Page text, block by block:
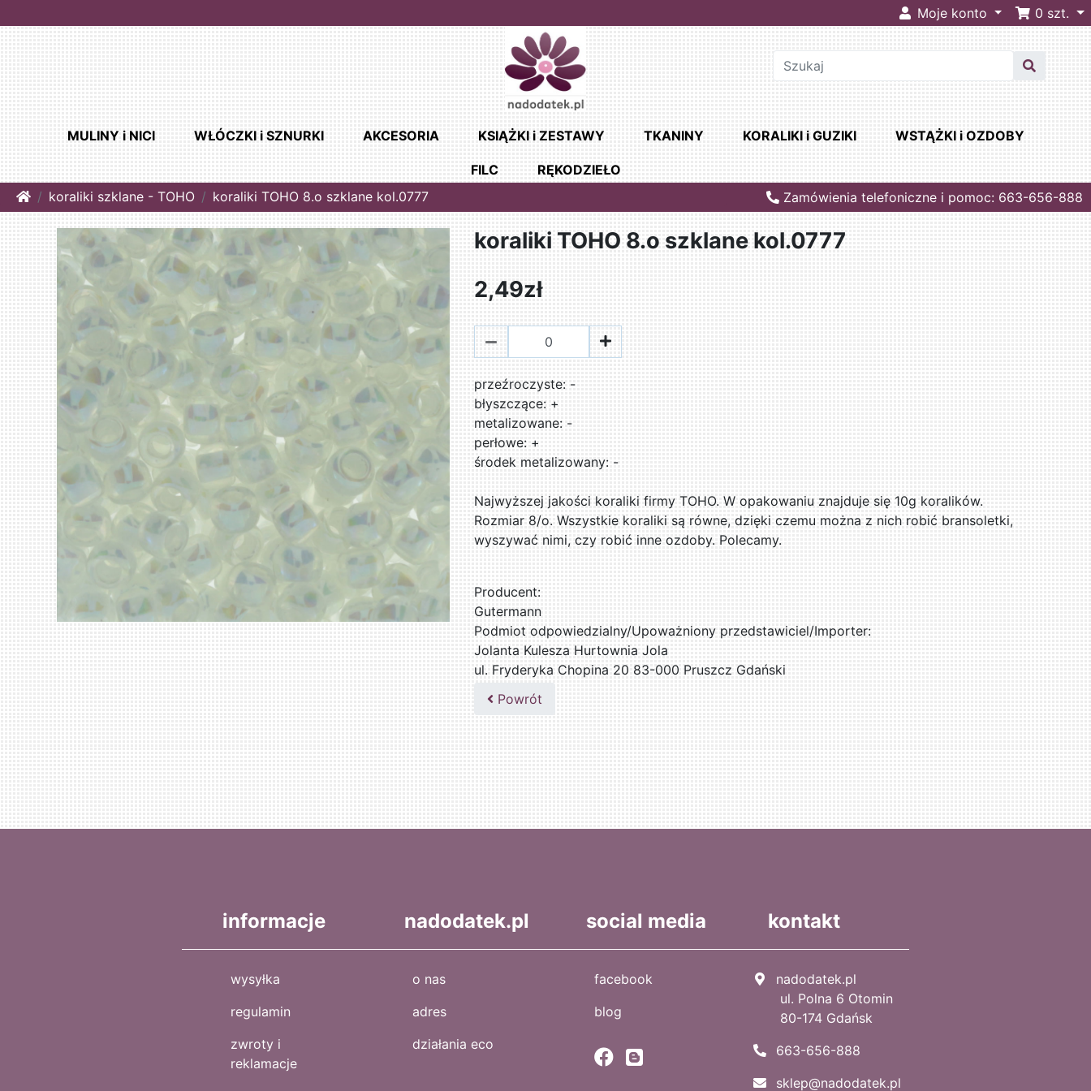
Moje konto 0 szt.
MULINY i NICI WŁÓCZKI i SZNURKI AKCESORIA KSIĄŻKI i ZESTAWY TKANINY KORALIKI i GUZIKI WSTĄŻKI i OZDOBY
FILC
RĘKODZIEŁO
Homekoraliki szklane - TOHO koraliki TOHO 8.o szklane kol.0777 Zamówienia telefoniczne i pomoc: 663-656-888
koraliki TOHO 8.o szklane kol.0777
2,49zł
przeźroczyste: -
błyszczące: +
metalizowane: -
perłowe: +
środek metalizowany: -
Najwyższej jakości koraliki firmy TOHO. W opakowaniu znajduje się 10g koralików.
Rozmiar 8/o. Wszystkie koraliki są równe, dzięki czemu można z nich robić bransoletki,
wyszywać nimi, czy robić inne ozdoby. Polecamy.
Producent:
Gutermann
Podmiot odpowiedzialny/Upoważniony przedstawiciel/Importer:
Jolanta Kulesza Hurtownia Jola
ul. Fryderyka Chopina 20 83-000 Pruszcz Gdański
502047435
Powrót
informacje
wysyłka
regulamin
zwroty i
reklamacje
nadodatek.pl
o nas
adres
działania eco
social media
facebook
blog
kontakt
nadodatek.pl
ul. Polna 6 Otomin
80-174 Gdańsk
663-656-888
sklep@nadodatek.pl